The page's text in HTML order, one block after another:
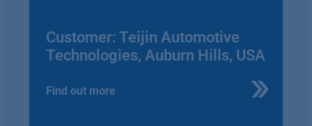
Customer: Teijin Automotive
Technologies, Auburn Hills, USA
Find out more